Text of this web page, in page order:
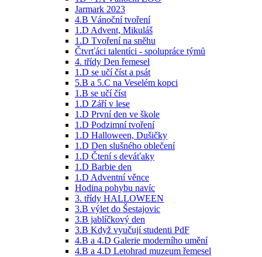
Jarmark 2023
4.B Vánoční tvoření
1.D Advent, Mikuláš
1.D Tvoření na sněhu
Čtvrťáci talentíci - spolupráce týmů
4. třídy Den řemesel
1.D se učí číst a psát
5.B a 5.C na Veselém kopci
1.B se učí číst
1.D Září v lese
1.D První den ve škole
1.D Podzimní tvoření
1.D Halloween, Dušičky
1.D Den slušného oblečení
1.D Čtení s deváťaky
1.D Barbie den
1.D Adventní věnce
Hodina pohybu navíc
3. třídy HALLOWEEN
3.B výlet do Šestajovic
3.B jablíčkový den
3.B Když vyučují studenti PdF
4.B a 4.D Galerie moderního umění
4.B a 4.D Letohrad muzeum řemesel